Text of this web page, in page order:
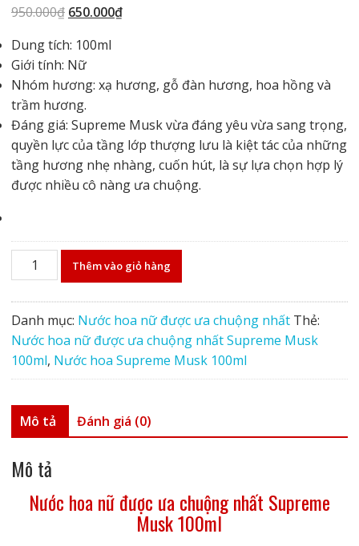
950.000₫ Giá
là:
950.000₫.
650.000₫Giá
650.000₫.
Dung tích: 100ml
Giới tính: Nữ
Nhóm hương: xạ hương, gỗ đàn hương, hoa hồng và
trầm hương.
Đáng giá: Supreme Musk vừa đáng yêu vừa sang trọng,
quyền lực của tầng lớp thượng lưu là kiệt tác của những
tầng hương nhẹ nhàng, cuốn hút, là sự lựa chọn hợp lý
được nhiều cô nàng ưa chuộng.
Nước
hoa
nữ
được
ưa
chuộng
nhất
Musk
100ml
số
lượng
Thêm vào giỏ hàng
Danh mục: Nước hoa nữ được ưa chuộng nhất Thẻ:
Nước hoa nữ được ưa chuộng nhất Supreme Musk
100ml, Nước hoa Supreme Musk 100ml
Mô tả Đánh giá (0)
Mô tả
Nước hoa nữ được ưa chuộng nhất Supreme
Musk 100ml